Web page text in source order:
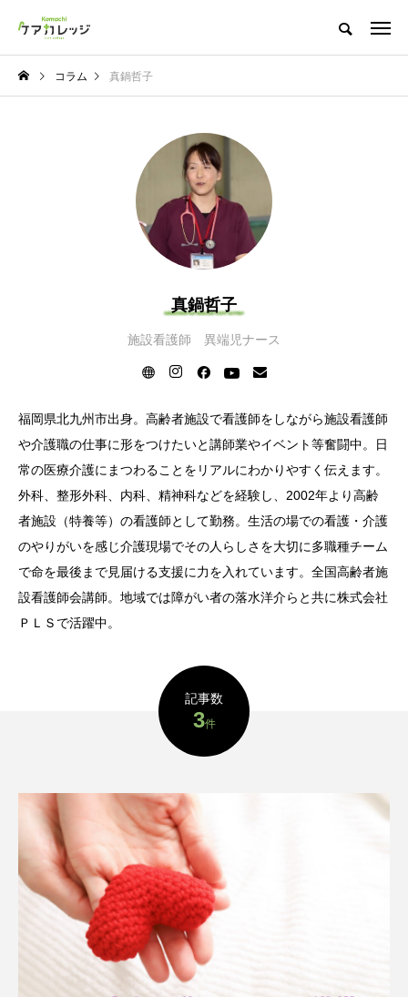
コラム 真鍋哲子
真鍋哲子
施設看護師 異端児ナース
福岡県北九州市出身。高齢者施設で看護師をしながら施設看護師
や介護職の仕事に形をつけたいと講師業やイベント等奮闘中。日
常の医療介護にまつわることをリアルにわかりやすく伝えます。
外科、整形外科、内科、精神科などを経験し、2002年より高齢
者施設（特養等）の看護師として勤務。生活の場での看護・介護
のやりがいを感じ介護現場でその人らしさを大切に多職種チーム
で命を最後まで見届ける支援に力を入れています。全国高齢者施
設看護師会講師。地域では障がい者の落水洋介らと共に株式会社
ＰＬＳで活躍中。
記事数
3件